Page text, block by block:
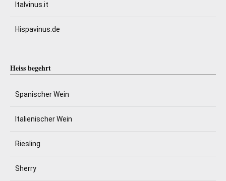
Italvinus.it
Hispavinus.de
Heiss begehrt
Spanischer Wein
Italienischer Wein
Riesling
Sherry